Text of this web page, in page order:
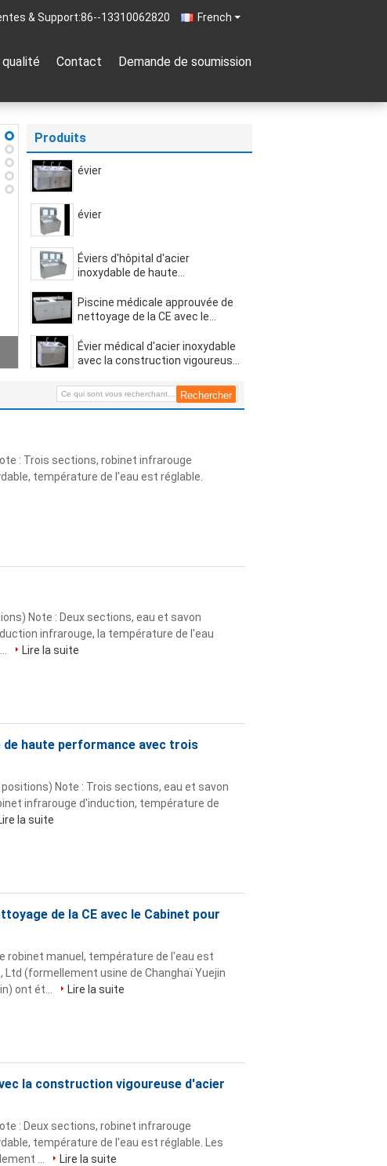
French
& Support:86--13310062820
Contact Demande de soumission
Produits
évier
évier
Éviers d'hôpital d'acier
inoxydable de haute
de capteur de station
Piscine médicale approuvée de
nettoyage de la CE avec le
des infirmières
Évier médical d'acier inoxydable
avec la construction vigoureuse
: Trois sections, robinet infrarouge
température de l'eau est réglable.
Note : Deux sections, eau et savon
infrarouge, la température de l'eau
Lire la suite
de haute performance avec trois
Note : Trois sections, eau et savon
infrarouge d'induction, température de
la suite
de la CE avec le Cabinet pour
robinet manuel, température de l'eau est
(formellement usine de Changhaï Yuejin
ont ét...
Lire la suite
la construction vigoureuse d'acier
: Deux sections, robinet infrarouge
température de l'eau est réglable. Les
...
Lire la suite